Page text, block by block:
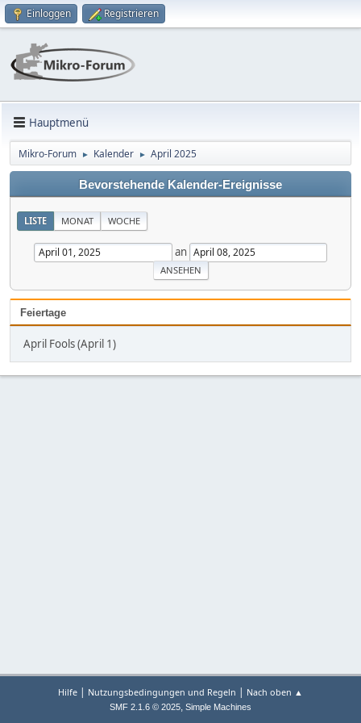
Einloggen Registrieren
Hauptmenü
Mikro-Forum ► Kalender ► April 2025
Bevorstehende Kalender-Ereignisse
LISTE MONAT WOCHE
an
Feiertage
April Fools (April 1)
Hilfe | Nutzungsbedingungen und Regeln | Nach oben ▲
SMF 2.1.6 © 2025, Simple Machines